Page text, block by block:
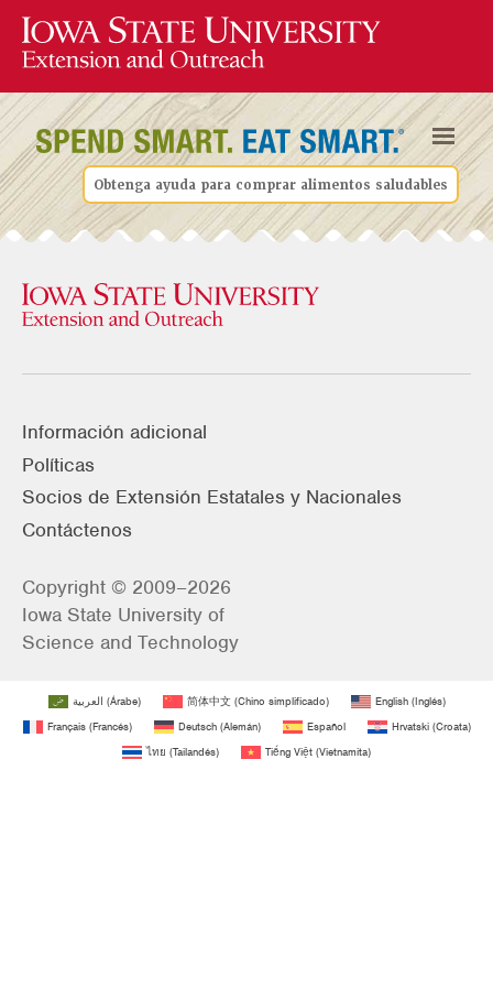
Obtenga ayuda para comprar alimentos saludables
Información adicional
Políticas
Socios de Extensión Estatales y Nacionales
Contáctenos
Copyright © 2009–2026
Iowa State University of
Science and Technology
العربية (Árabe) 简体中文(Chino simplificado) English(Inglés)
Français(Francés) Deutsch(Alemán) Español Hrvatski(Croata)
ไทย (Tailandés) Tiếng Việt (Vietnamita)